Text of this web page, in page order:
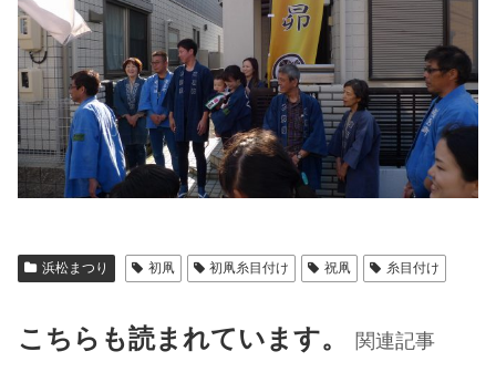
浜松まつり 初凧 初凧糸目付け 祝凧 糸目付け
こちらも読まれています。 関連記事